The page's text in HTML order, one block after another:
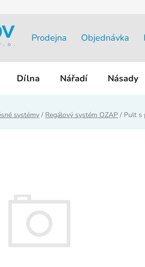
Prodejna Objednávka
Dílna Nářadí Násady
systémy / Regálový systém OZAP / Pult s